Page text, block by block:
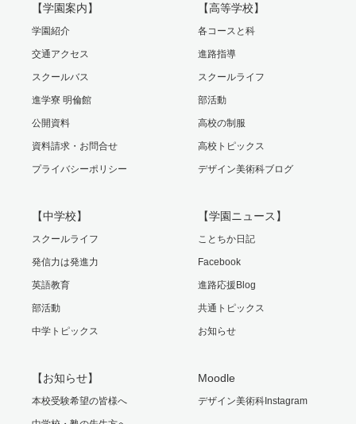
【学園案内】
学園紹介
交通アクセス
スクールバス
進学寮 明倫館
公開資料
資料請求・お問合せ
プライバシーポリシー
【高等学校】
各コースと科
進路指導
スクールライフ
部活動
高校の制服
高校トピックス
デザイン美術科ブログ
【中学校】
スクールライフ
発信力は発進力
英語教育
部活動
中学トピックス
【学園ニュース】
ことちか日記
Facebook
進路応援Blog
共通トピックス
お知らせ
【お知らせ】
本校受験希望の皆様へ
Moodle
デザイン美術科Instagram